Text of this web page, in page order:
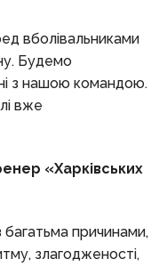
вболівальниками
Будемо
з нашою командою.
вже
«Харківських
багатьма причинами,
злагодженості,